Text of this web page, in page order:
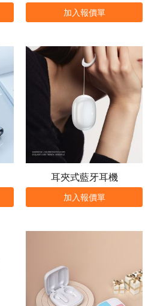
加入報價單
耳夾式藍牙耳機
加入報價單